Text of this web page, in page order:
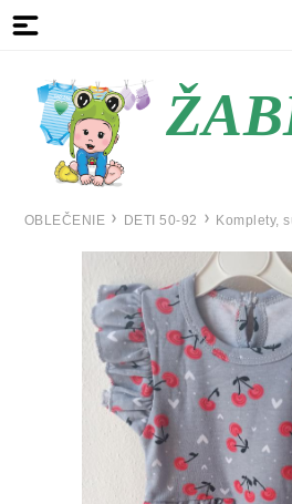
OBLEČENIE DETI 50-92 Komplety,